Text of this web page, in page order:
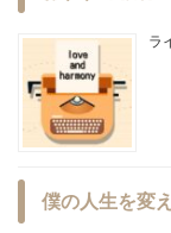
ラ
僕の人生を変